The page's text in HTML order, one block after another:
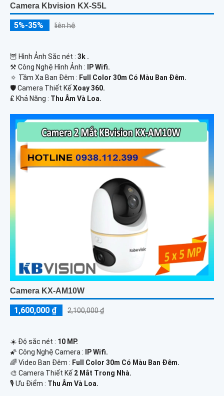
Camera Kbvision KX-S5L
5%-35% liên hệ
🦉 Hình Ảnh Sắc nét : 3k .
⚒ Công Nghệ Hình Ảnh :
IP Wifi.
🔅 Tầm Xa Ban Đêm : Full Color 30m Có Màu Ban Ðêm.
🛡 Camera Thiết Kế Xoay 360.
️₤ Khả Năng : Thu Âm Và Loa.
Camera KX-AM10W
1,600,000 ₫ 2,100,000 ₫
☀️ Độ sắc nét : 10 MP.
🌠 Công Nghệ Camera :
IP Wifi.
🌈 Video Ban Đêm : Full Color 30m Có Màu Ban Ðêm.
🎨 Camera Thiết Kế 2 Mắt Trong Nhà.
️🎙 Ưu Điểm : Thu Âm Và Loa.